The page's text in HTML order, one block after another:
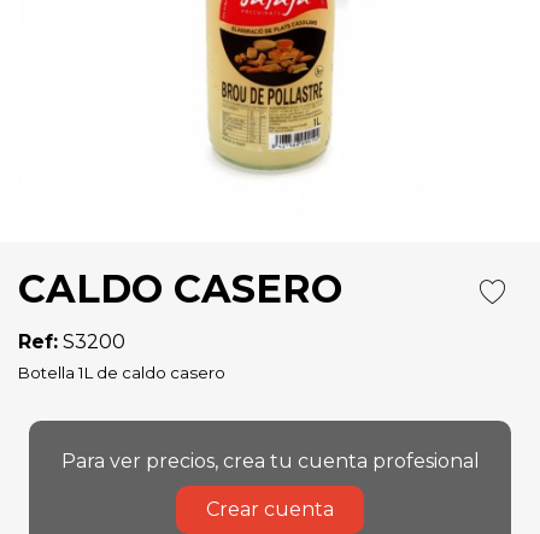
CALDO CASERO
Ref: S3200
Botella 1L de caldo casero
Para ver precios, crea tu cuenta profesional
Crear cuenta